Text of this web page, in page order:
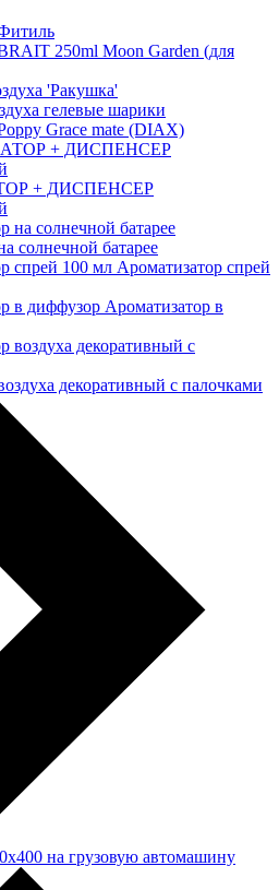
250ml Moon Garden (для
'Ракушка'
гелевые шарики
Grace mate (DIAX)
+ ДИСПЕНСЕР
солнечной батарее
Ароматизатор спрей
Ароматизатор в
декоративный с палочками
на грузовую автомашину